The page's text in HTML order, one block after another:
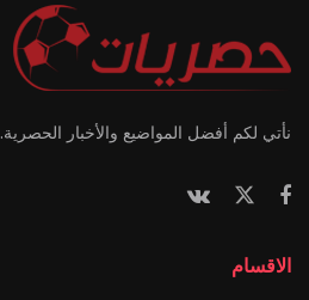
نأتي لكم أفضل المواضيع والأخبار الحصرية.
الاقسام